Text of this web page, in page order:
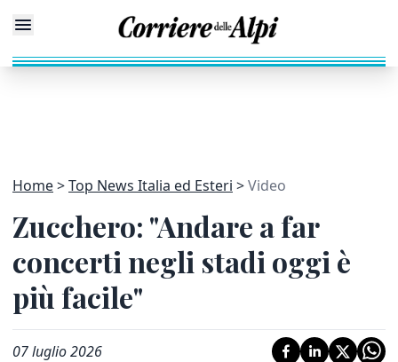
Home Top News Italia ed Esteri Video
Zucchero: "Andare a far
concerti negli stadi oggi è
più facile"
07 luglio 2026